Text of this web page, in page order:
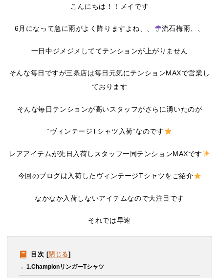
こんにちは！！メイです
6月になって急に雨がよく降りますよね、、 流石梅雨、、
一日中ジメジメしててテンションが上がりません
そんな毎日ですが三条店は毎日元気にテンションMAXで営業し
ております
そんな毎日テンションが高いスタッフがさらに湧いたのが
“ヴィンテージTシャツ入荷“なのです
レアアイテムが先日入荷しスタッフ一同テンションMAXです
今回のブログは入荷したヴィンテージTシャツをご紹介
なかなか入荷しないアイテムなので大注目です
それでは早速
目次 [閉じる]
1.ChampionリンガーTシャツ